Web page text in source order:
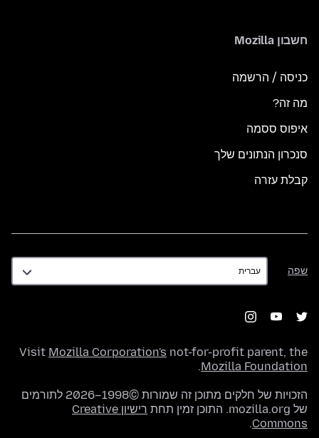
חשבון Mozilla
כניסה / הרשמה
מה זה?
איפוס ססמה
סנכרון הנתונים שלך
קבלת עזרה
שפה
שפה
Visit Mozilla Corporation's not-for-profit parent, the
Mozilla Foundation
.
הזכויות של חלקים מתוכן זה שמורות ©1998–2026 לתורמים
של mozilla.org. התוכן זמין תחת
רישיון Creative
Commons
.